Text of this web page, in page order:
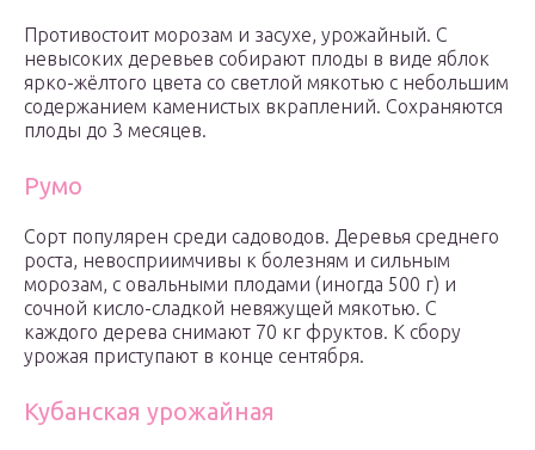
Противостоит морозам и засухе, урожайный. С
невысоких деревьев собирают плоды в виде яблок
ярко-жёлтого цвета со светлой мякотью с небольшим
содержанием каменистых вкраплений. Сохраняются
плоды до 3 месяцев.
Румо
Сорт популярен среди садоводов. Деревья среднего
роста, невосприимчивы к болезням и сильным
морозам, с овальными плодами (иногда 500 г) и
сочной кисло-сладкой невяжущей мякотью. С
каждого дерева снимают 70 кг фруктов. К сбору
урожая приступают в конце сентября.
Кубанская урожайная